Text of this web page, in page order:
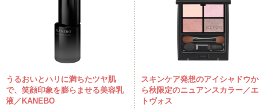
うるおいとハリに満ちたツヤ肌
で、笑顔印象を膨らませる美容乳
液／KANEBO
スキンケア発想のアイシャドウか
ら秋限定のニュアンスカラー／エ
トヴォス